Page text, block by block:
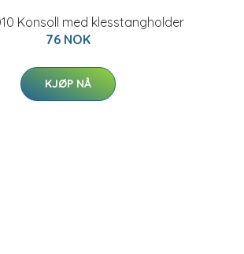
Konsoll med klesstangholder
76 NOK
KJØP NÅ